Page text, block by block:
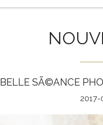
BELLE SÃ©ANCE
2017-